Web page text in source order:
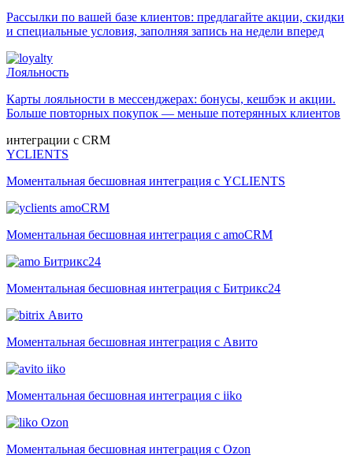
Рассылки по вашей базе клиентов: предлагайте акции, скидки
и специальные условия, заполняя запись на недели вперед
Лояльность
Карты лояльности в мессенджерах: бонусы, кешбэк и акции.
Больше повторных покупок — меньше потерянных клиентов
интеграции с CRM
YCLIENTS
Моментальная бесшовная интеграция с YCLIENTS
amoCRM
Моментальная бесшовная интеграция с amoCRM
Битрикс24
Моментальная бесшовная интеграция с Битрикс24
Авито
Моментальная бесшовная интеграция с Авито
iiko
Моментальная бесшовная интеграция с iiko
Ozon
Моментальная бесшовная интеграция с Ozon